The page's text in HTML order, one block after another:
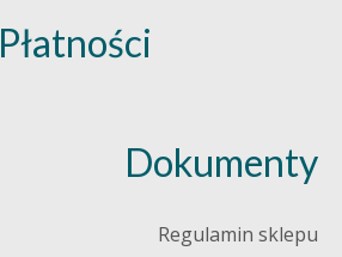
Płatności
Dokumenty
Regulamin sklepu